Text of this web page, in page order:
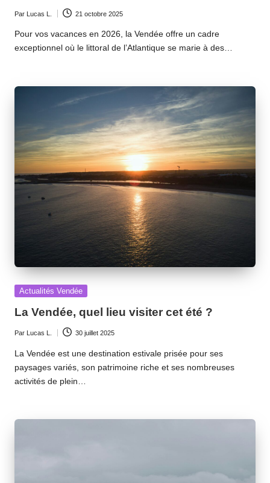
Ecrit
par
Par Lucas L. 21 octobre 2025
Pour vos vacances en 2026, la Vendée offre un cadre
exceptionnel où le littoral de l’Atlantique se marie à des…
Posted
Actualités Vendée
La Vendée, quel lieu visiter cet été ?
par
Par Lucas L. 30 juillet 2025
La Vendée est une destination estivale prisée pour ses
paysages variés, son patrimoine riche et ses nombreuses
activités de plein…